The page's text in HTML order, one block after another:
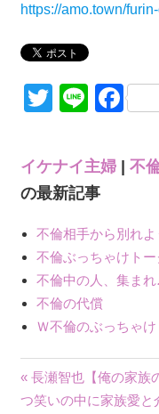
https://amo.town/
Twitter
Line
イケナイ主婦| 不
の最新記事
不倫相手から別れよ
不倫ぶっちゃけトー
不倫中の人、集まれ
不倫の代償
Ｗ不倫のぶっちゃけ
投
« 長瀬智也【俺の家族
つ笑いの中に家族愛と